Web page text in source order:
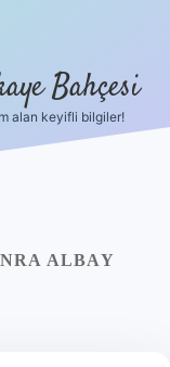
Bahçesi
alan keyifli bilgiler!
ALBAY